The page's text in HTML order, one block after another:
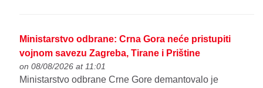
Ministarstvo odbrane: Crna Gora neće pristupiti
vojnom savezu Zagreba, Tirane i Prištine
on 08/08/2026 at 11:01
Ministarstvo odbrane Crne Gore demantovalo je